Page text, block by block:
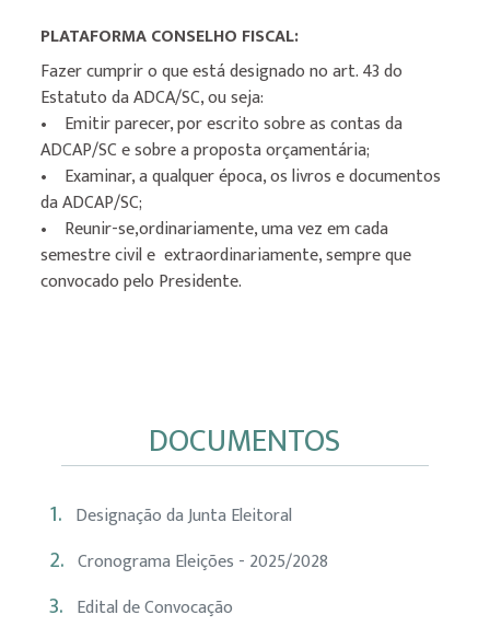
PLATAFORMA CONSELHO FISCAL:
Fazer cumprir o que está designado no art. 43 do
Estatuto da ADCA/SC, ou seja:
• Emitir parecer, por escrito sobre as contas da
ADCAP/SC e sobre a proposta orçamentária;
• Examinar, a qualquer época, os livros e documentos
da ADCAP/SC;
• Reunir-se,ordinariamente, uma vez em cada
semestre civil e extraordinariamente, sempre que
convocado pelo Presidente.
DOCUMENTOS
1. Designação da Junta Eleitoral
2. Cronograma Eleições - 2025/2028
3. Edital de Convocação